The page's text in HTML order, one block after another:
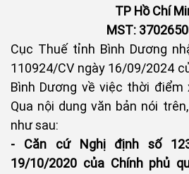
TP Hồ Chí
MST:
Cục Thuế tỉnh Bình Dương
110924/CV ngày 16/09/2024
Bình Dương về việc thời điểm
Qua nội dung văn bản nói
như sau:
- Căn cứ Nghị định số
19/10/2020 của Chính phủ